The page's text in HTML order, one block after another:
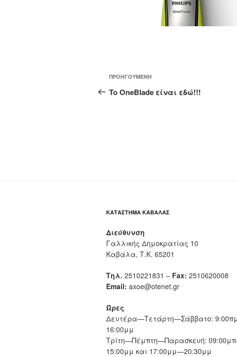
Πλοήγηση
άρθρων
Προηγούμενο
άρθρο
ΠΡΟΗΓΟΎΜΕΝΗ
To OneBlade είναι εδώ!!!
ΚΑΤΆΣΤΗΜΑ ΚΑΒΆΛΑΣ
Διεύθυνση
Γαλλικής Δημοκρατίας 10
Καβάλα, Τ.Κ. 65201
Τηλ. 2510221831 – Fax: 2510620008
Email: axoe@otenet.gr
Ώρες
Δευτέρα—Τετάρτη—Σάββατο:
16:00μμ
Τρίτη—Πέμπτη—Παρασκευή:
15:00μμ και 17:00μμ—20:30μμ